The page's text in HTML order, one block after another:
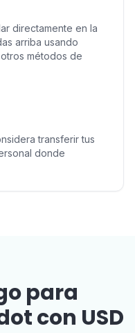
directamente en la
arriba usando
métodos de
transferir tus
donde
para
con USD